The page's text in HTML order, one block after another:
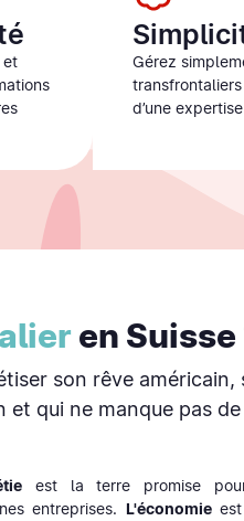
et
Gérez
d’une
en Suisse
son rêve
qui ne manque pas de
est la terre promise
entreprises. L'économieest